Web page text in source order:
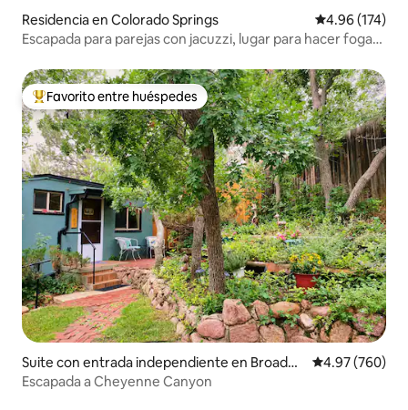
Residencia en Colorado Springs Calificación
4.96 (174)
Escapada para parejas con jacuzzi, lugar para hacer fogata
De los mejores en Favorito entre huéspedes
Favorito entre huéspedes
Suite con entrada independiente en Broadm
oor
Calificación
4.97 (760)
Escapada a Cheyenne Canyon